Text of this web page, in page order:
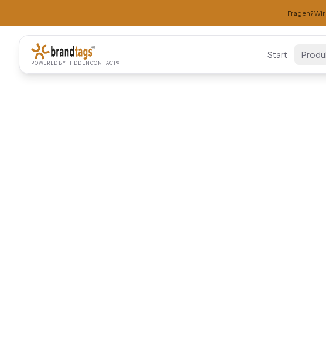
Fragen?
POWERED BY HIDDENCONTACT®
Start